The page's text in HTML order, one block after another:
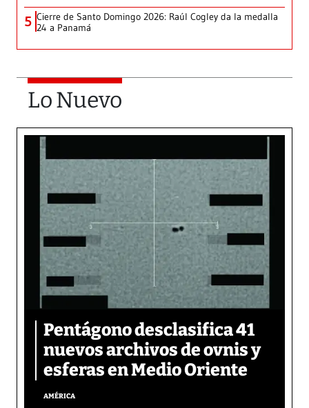
5 Cierre de Santo Domingo 2026: Raúl Cogley da la medalla
24 a Panamá
Lo Nuevo
Pentágono desclasifica 41
nuevos archivos de ovnis y
esferas en Medio Oriente
AMÉRICA